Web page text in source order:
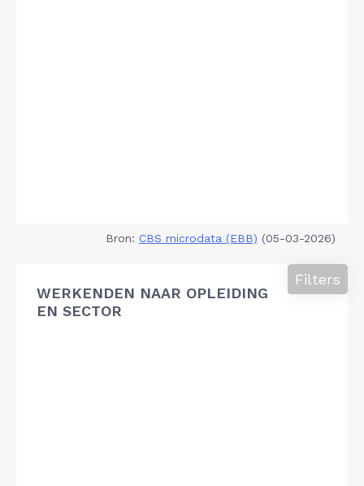
Bron: CBS microdata (EBB) (05-03-2026)
WERKENDEN NAAR OPLEIDING
EN SECTOR
Filters